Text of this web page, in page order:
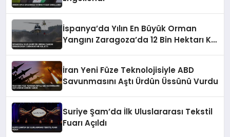
İspanya’da Yılın En Büyük Orman
Yangını Zaragoza’da 12 Bin Hektarı Kül
İran Yeni Füze Teknolojisiyle ABD
Savunmasını Aştı Ürdün Üssünü Vurdu
Suriye Şam’da İlk Uluslararası Tekstil
Fuarı Açıldı